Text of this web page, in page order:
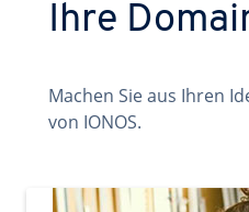
Ihre
Machen Sie aus Ihren
von IONOS.